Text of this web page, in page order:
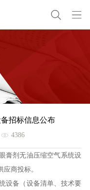
招标信息公布
4386
膏剂无油压缩空气系统设
商投标。
设备（设备清单、技术要